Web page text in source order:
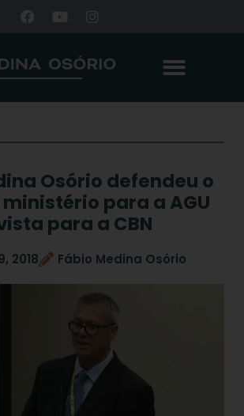
Osório defendeu o
para a AGU
para a CBN
2018 Fábio Medina Osório